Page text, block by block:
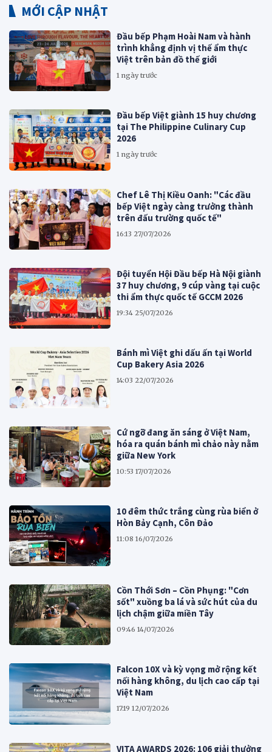
MỚI CẬP NHẬT
Đầu bếp Phạm Hoài Nam và hành
trình khẳng định vị thế ẩm thực
Việt trên bản đồ thế giới
1 ngày trước
Đầu bếp Việt giành 15 huy chương
tại The Philippine Culinary Cup
2026
1 ngày trước
Chef Lê Thị Kiều Oanh: "Các đầu
bếp Việt ngày càng trưởng thành
trên đấu trường quốc tế"
16:13 27/07/2026
Đội tuyển Hội Đầu bếp Hà Nội giành
37 huy chương, 9 cúp vàng tại cuộc
thi ẩm thực quốc tế GCCM 2026
19:34 25/07/2026
Bánh mì Việt ghi dấu ấn tại World
Cup Bakery Asia 2026
14:03 22/07/2026
Cứ ngỡ đang ăn sáng ở Việt Nam,
hóa ra quán bánh mì chảo này nằm
giữa New York
10:53 17/07/2026
10 đêm thức trắng cùng rùa biển ở
Hòn Bảy Cạnh, Côn Đảo
11:08 16/07/2026
Cồn Thới Sơn – Cồn Phụng: "Cơn
sốt" xuồng ba lá và sức hút của du
lịch chậm giữa miền Tây
09:46 14/07/2026
Falcon 10X và kỳ vọng mở rộng kết
nối hàng không, du lịch cao cấp tại
Việt Nam
17:19 12/07/2026
VITA AWARDS 2026: 106 giải thưởng